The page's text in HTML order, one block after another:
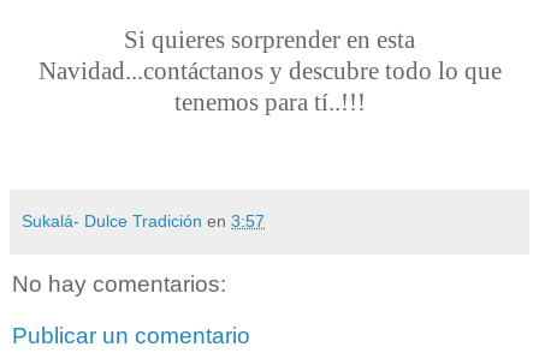
Si quieres sorprender en esta
Navidad...contáctanos y descubre todo lo que
tenemos para tí..!!!
Sukalá- Dulce Tradición en 3:57
No hay comentarios:
Publicar un comentario